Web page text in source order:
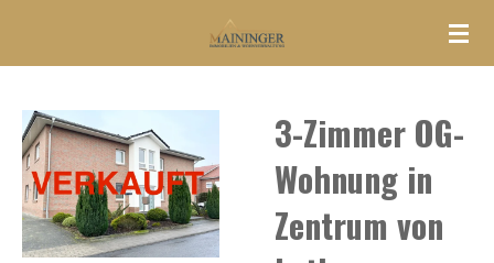
3-Zimmer OG-
Wohnung in
Zentrum von